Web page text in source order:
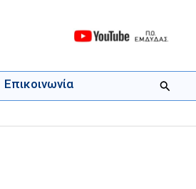
Επικοινωνία